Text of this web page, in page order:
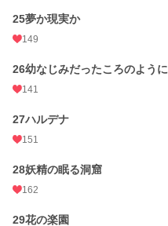
25夢か現実か
149
26幼なじみだったころのように
141
27ハルデナ
151
28妖精の眠る洞窟
162
29花の楽園